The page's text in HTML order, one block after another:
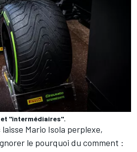
"intermédiaires".
Mario Isola perplexe,
le pourquoi du comment :